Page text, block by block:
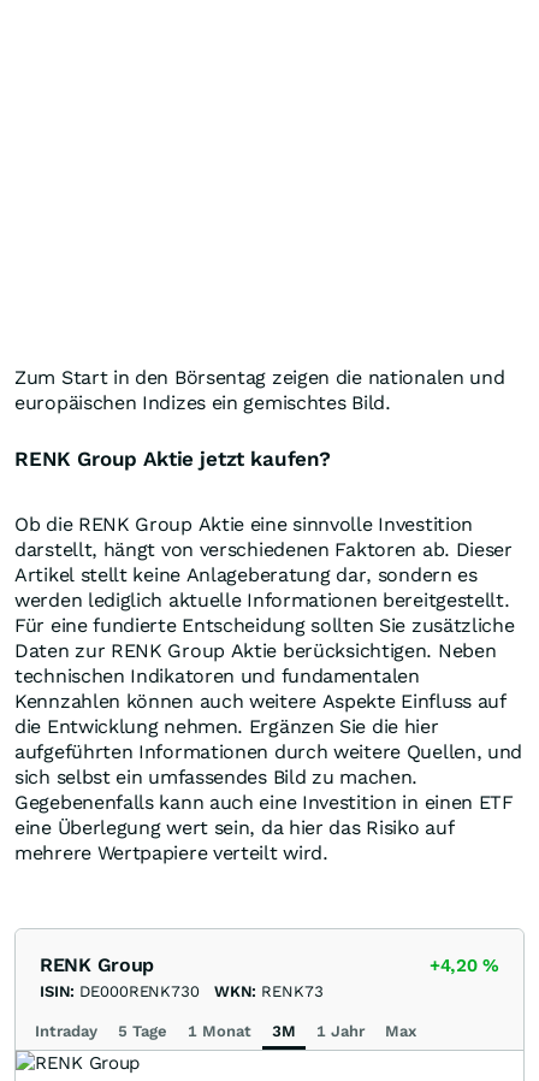
Zum Start in den Börsentag zeigen die nationalen und
europäischen Indizes ein gemischtes Bild.
RENK Group Aktie jetzt kaufen?
Ob die RENK Group Aktie eine sinnvolle Investition
darstellt, hängt von verschiedenen Faktoren ab. Dieser
Artikel stellt keine Anlageberatung dar, sondern es
werden lediglich aktuelle Informationen bereitgestellt.
Für eine fundierte Entscheidung sollten Sie zusätzliche
Daten zur RENK Group Aktie berücksichtigen. Neben
technischen Indikatoren und fundamentalen
Kennzahlen können auch weitere Aspekte Einfluss auf
die Entwicklung nehmen. Ergänzen Sie die hier
aufgeführten Informationen durch weitere Quellen, und
sich selbst ein umfassendes Bild zu machen.
Gegebenenfalls kann auch eine Investition in einen ETF
eine Überlegung wert sein, da hier das Risiko auf
mehrere Wertpapiere verteilt wird.
RENK Group +4,20%
ISIN: DE000RENK730 WKN: RENK73
Intraday 5 Tage 1 Monat 3M 1 Jahr Max